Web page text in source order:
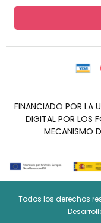
FINANCIADO POR LA
DIGITAL POR LOS
MECANISMO
Todos los derechos